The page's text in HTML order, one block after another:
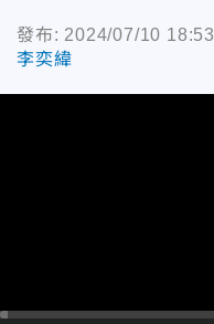
發布: 2024/07/10 18:53
李奕緯